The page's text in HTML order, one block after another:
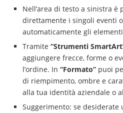
Nell’area di testo a sinistra è
direttamente i singoli eventi
automaticamente gli
Tramite “Strumenti
aggiungere frecce, forme o
l’ordine. In “Formato” puoi
di riempimento, ombre e
alla tua identità aziendale o
Suggerimento: se